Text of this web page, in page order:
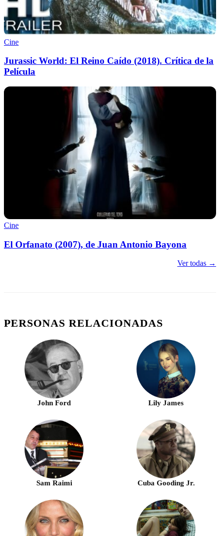
Cine
Jurassic World: El Reino Caído (2018). Crítica de la
Película
Cine
El Orfanato (2007), de Juan Antonio Bayona
Ver todas →
PERSONAS RELACIONADAS
John Ford Lily James
Sam Raimi Cuba Gooding Jr.